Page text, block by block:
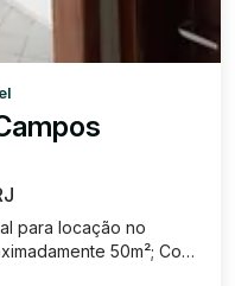
para locação no
50m²; Com